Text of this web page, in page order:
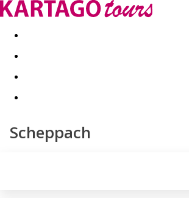
Last minute Dovolenkové kluby
Scheppach